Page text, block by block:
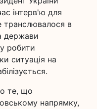
інтерв'ю для
транслювалося в
держави
робити
ситуація на
те, що
напрямку,